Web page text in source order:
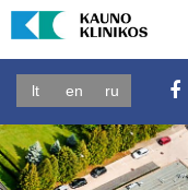
lt en ru